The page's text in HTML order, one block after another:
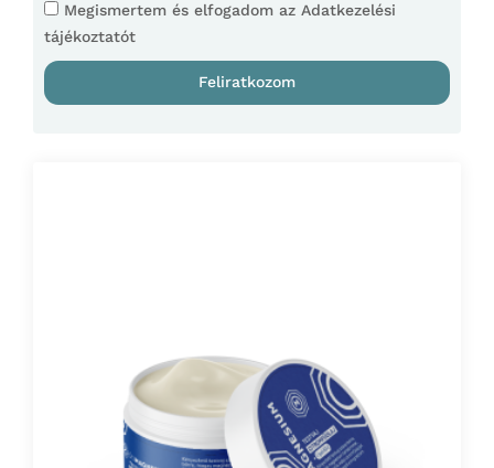
Megismertem és elfogadom az Adatkezelési
tájékoztatót
Feliratkozom